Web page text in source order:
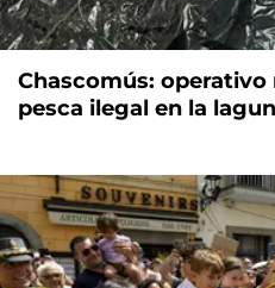
Chascomús:
pesca ilegal en la